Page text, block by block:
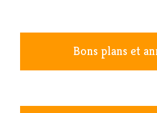
Bons plans et